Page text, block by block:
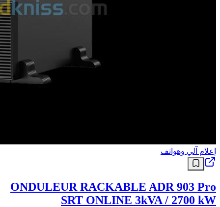
إعلام آلي وهواتف
ONDULEUR RACKABLE ADR 903 Pro
SRT ONLINE 3kVA / 2700 kW